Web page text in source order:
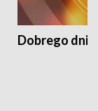
Dobrego dnia